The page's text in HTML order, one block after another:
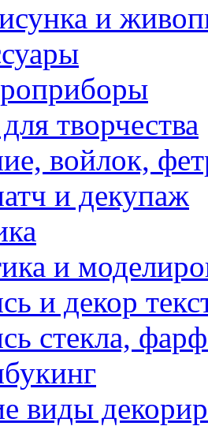
и
творчества
войлок,
и декупаж
и
и декор
стекла,
виды